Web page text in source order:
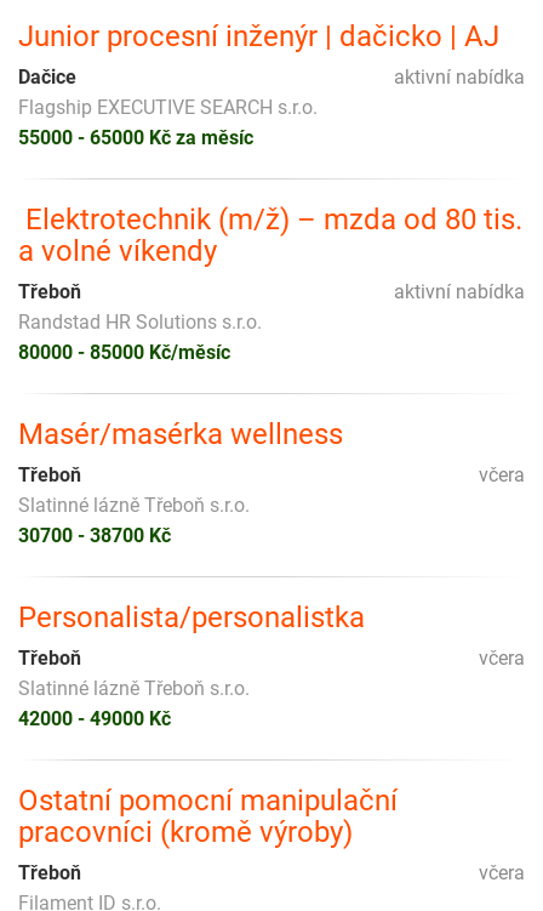
Junior procesní inženýr | dačicko | AJ
aktivní nabídka
Dačice
Flagship EXECUTIVE SEARCH s.r.o.
55000 - 65000 Kč za měsíc
️ Elektrotechnik (m/ž) – mzda od 80 tis.
a volné víkendy
aktivní nabídka
Třeboň
Randstad HR Solutions s.r.o.
80000 - 85000 Kč/měsíc
Masér/masérka wellness
včera
Třeboň
Slatinné lázně Třeboň s.r.o.
30700 - 38700 Kč
Personalista/personalistka
včera
Třeboň
Slatinné lázně Třeboň s.r.o.
42000 - 49000 Kč
Ostatní pomocní manipulační
pracovníci (kromě výroby)
včera
Třeboň
Filament ID s.r.o.